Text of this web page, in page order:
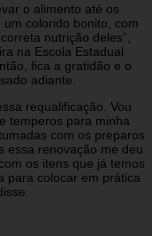
o alimento até os
colorido bonito, com
nutrição deles”,
na Escola Estadual
fica a gratidão e o
adiante.
requalificação. Vou
temperos para minha
com os preparos
essa renovação me deu
os itens que já temos
para colocar em prática